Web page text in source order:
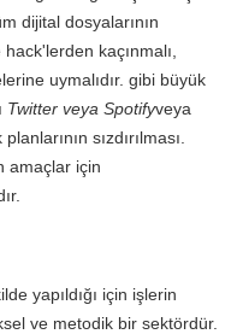
dijital dosyalarının
kaçınmalı,
uymalıdır. gibi büyük
Twitter veya Spotifyveya
sızdırılması.
amaçlar için
yapıldığı için işlerin
ve metodik bir sektördür.